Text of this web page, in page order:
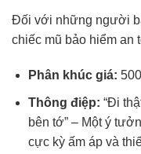
Đối với những người
chiếc mũ bảo hiểm an
Phân khúc giá:
Thông điệp: “Đi
bên tớ” – Một ý
cực kỳ ấm áp và